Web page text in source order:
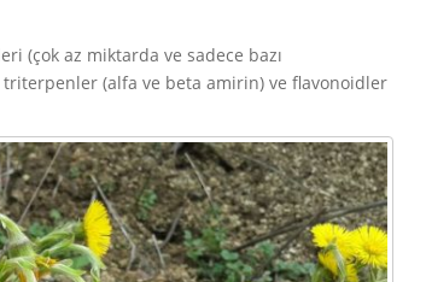
(çok az miktarda ve sadece bazı
(alfa ve beta amirin) ve flavonoidler